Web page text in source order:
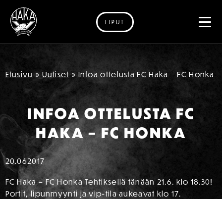
Siirry sisältöön
LIPUT
Etusivu » Uutiset » Infoa ottelusta FC Haka – FC Honka
INFOA OTTELUSTA FC
HAKA – FC HONKA
20.062017
FC Haka – FC Honka Tehtiksellä tänään 21.6. klo 18.30!
Portit, lipunmyynti ja vip-tila aukeavat klo 17.